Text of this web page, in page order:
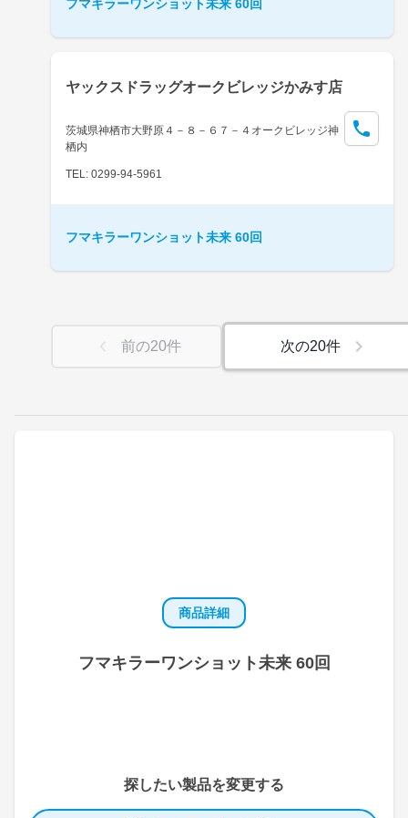
商品詳細
フマキラーワンショット未来 60回
探したい製品を変更する
フマキラーワンショット未来 60回
ヤックスドラッグオークビレッジかみす店
茨城県神栖市大野原４－８－６７－４オークビレッジ神
栖内
TEL: 0299-94-5961
フマキラーワンショット未来 60回
前の20件 次の20件